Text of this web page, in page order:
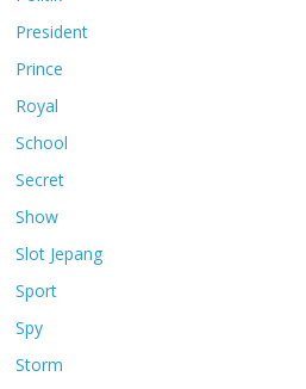
President
Prince
Royal
School
Secret
Show
Slot Jepang
Sport
Spy
Storm